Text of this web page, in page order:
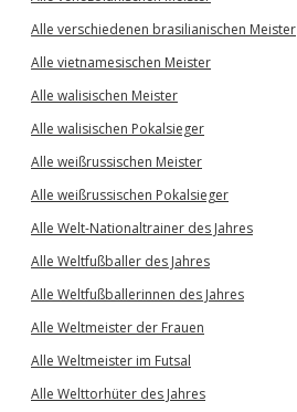
Alle verschiedenen brasilianischen Meister
Alle vietnamesischen Meister
Alle walisischen Meister
Alle walisischen Pokalsieger
Alle weißrussischen Meister
Alle weißrussischen Pokalsieger
Alle Welt-Nationaltrainer des Jahres
Alle Weltfußballer des Jahres
Alle Weltfußballerinnen des Jahres
Alle Weltmeister der Frauen
Alle Weltmeister im Futsal
Alle Welttorhüter des Jahres